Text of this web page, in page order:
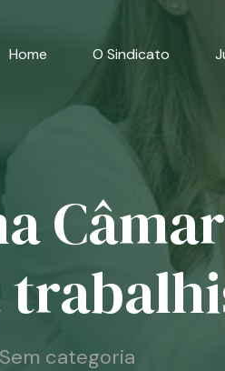
Home O Sindicato
Sem categoria